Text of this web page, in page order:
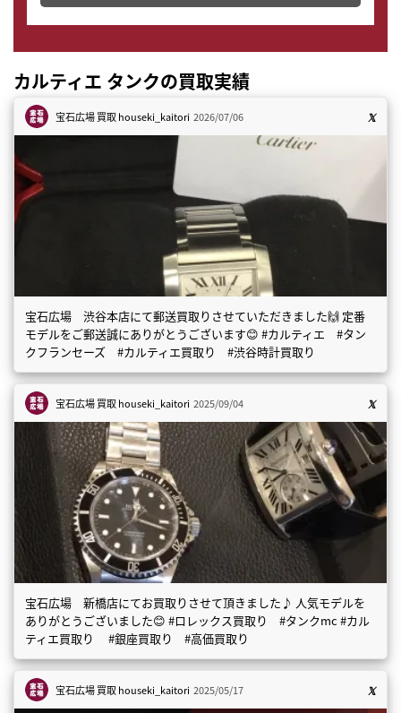
カルティエ タンクの買取実績
宝石広場 買取houseki_kaitori 2026/07/06
宝石広場 渋谷本店にて郵送買取りさせていただきました🙌 定番
モデルをご郵送誠にありがとうございます😊 #カルティエ #タン
クフランセーズ #カルティエ買取り #渋谷時計買取り
宝石広場 買取houseki_kaitori 2025/09/04
宝石広場 新橋店にてお買取りさせて頂きました♪ 人気モデルを
ありがとうございました😊 #ロレックス買取り #タンクmc #カル
ティエ買取り #銀座買取り #高価買取り
宝石広場 買取houseki_kaitori 2025/05/17